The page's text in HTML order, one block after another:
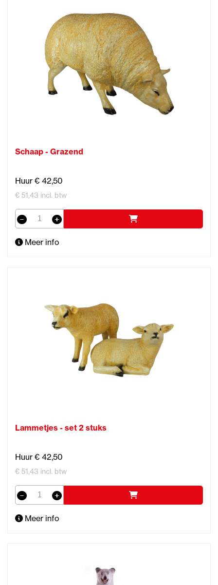
Schaap - Grazend
Huur € 42,50
€ 51,43 incl. btw
Meer info
Lammetjes - set 2 stuks
Huur € 42,50
€ 51,43 incl. btw
Meer info